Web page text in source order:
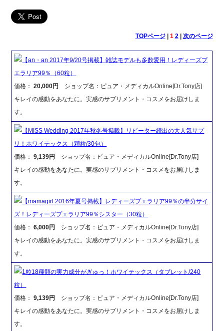
TOPページ| 1 2| 次のページ
【an・an 2017年9/20号掲載】雑誌モデルも多数愛用！レディーズプ
エラリア99％（60粒）
価格：20,000円
ショップ名：ピュア・メディカルOnline[Dr.Tony店]
キレイの感動をあなたに。実感のサプリメント・コスメをお届けしま
す。
【MISS Wedding 2017年秋冬号掲載】リピーター続出の大人気サプ
リ！ホワイテックス（顆粒/30包）
価格：9,139円
ショップ名：ピュア・メディカルOnline[Dr.Tony店]
キレイの感動をあなたに。実感のサプリメント・コスメをお届けしま
す。
【mamagirl 2016年夏号掲載】レディーズプエラリア99％の半分サイ
ズ！レディーズプエラリア99％シスター（30粒）
価格：6,000円
ショップ名：ピュア・メディカルOnline[Dr.Tony店]
キレイの感動をあなたに。実感のサプリメント・コスメをお届けしま
す。
1粒18種類の実力成分がぎゅっ！ホワイテックス（タブレット/240
粒）
価格：9,139円
ショップ名：ピュア・メディカルOnline[Dr.Tony店]
キレイの感動をあなたに。実感のサプリメント・コスメをお届けしま
す。